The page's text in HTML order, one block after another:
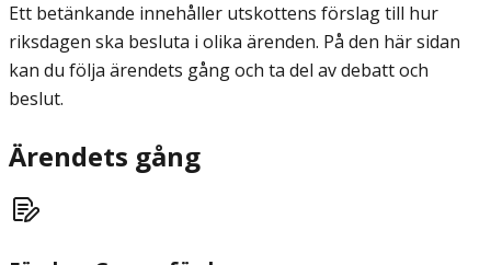
Ett betänkande innehåller utskottens förslag till hur
riksdagen ska besluta i olika ärenden. På den här sidan
kan du följa ärendets gång och ta del av debatt och
beslut.
Ärendets gång